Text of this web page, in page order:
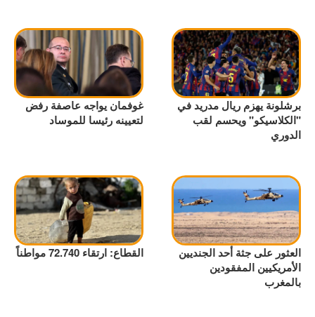
برشلونة يهزم ريال مدريد في
"الكلاسيكو" ويحسم لقب
الدوري
غوفمان يواجه عاصفة رفض
لتعيينه رئيسا للموساد
العثور على جثة أحد الجنديين
الأمريكيين المفقودين
بالمغرب
القطاع: ارتقاء 72.740 مواطناً